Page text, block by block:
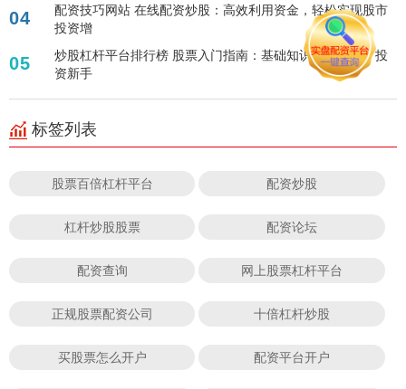
04
配资技巧网站 在线配资炒股：高效利用资金，轻松实现股市
投资增
05
炒股杠杆平台排行榜 股票入门指南：基础知识点全解析，投
资新手
标签列表
股票百倍杠杆平台 配资炒股
杠杆炒股股票 配资论坛
配资查询 网上股票杠杆平台
正规股票配资公司 十倍杠杆炒股
买股票怎么开户 配资平台开户